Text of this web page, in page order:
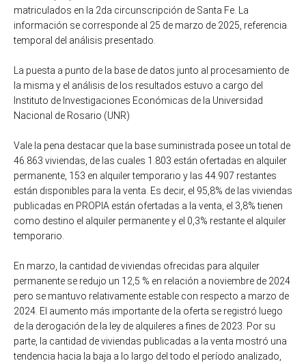
matriculados en la 2da circunscripción de Santa Fe. La
información se corresponde al 25 de marzo de 2025, referencia
temporal del análisis presentado.
La puesta a punto de la base de datos junto al procesamiento de
la misma y el análisis de los resultados estuvo a cargo del
Instituto de Investigaciones Económicas de la Universidad
Nacional de Rosario (UNR)
Vale la pena destacar que la base suministrada posee un total de
46.863 viviendas, de las cuales 1.803 están ofertadas en alquiler
permanente, 153 en alquiler temporario y las 44.907 restantes
están disponibles para la venta. Es decir, el 95,8% de las viviendas
publicadas en PROPIA están ofertadas a la venta, el 3,8% tienen
como destino el alquiler permanente y el 0,3% restante el alquiler
temporario.
En marzo, la cantidad de viviendas ofrecidas para alquiler
permanente se redujo un 12,5 % en relación a noviembre de 2024
pero se mantuvo relativamente estable con respecto a marzo de
2024. El aumento más importante de la oferta se registró luego
de la derogación de la ley de alquileres a fines de 2023. Por su
parte, la cantidad de viviendas publicadas a la venta mostró una
tendencia hacia la baja a lo largo del todo el período analizado,